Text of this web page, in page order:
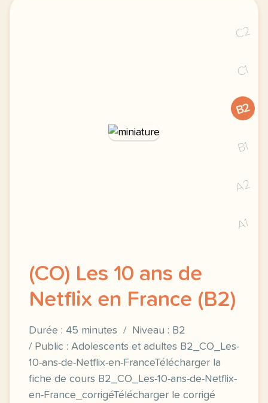
C2
C1
B2
B1
A2
A1
(CO) Les 10 ans de
Netflix en France (B2)
Durée : 45 minutes / Niveau : B2
/ Public : Adolescents et adultes B2_CO_Les-
10-ans-de-Netflix-en-FranceTélécharger la
fiche de cours B2_CO_Les-10-ans-de-Netflix-
en-France_corrigéTélécharger le corrigé